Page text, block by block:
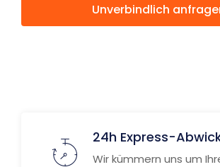
Unverbindlich
24h Express-
Wir kümmern uns um